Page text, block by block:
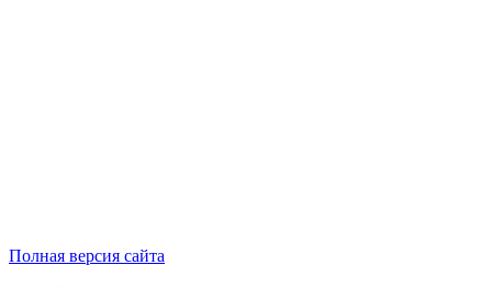
Полная версия сайта